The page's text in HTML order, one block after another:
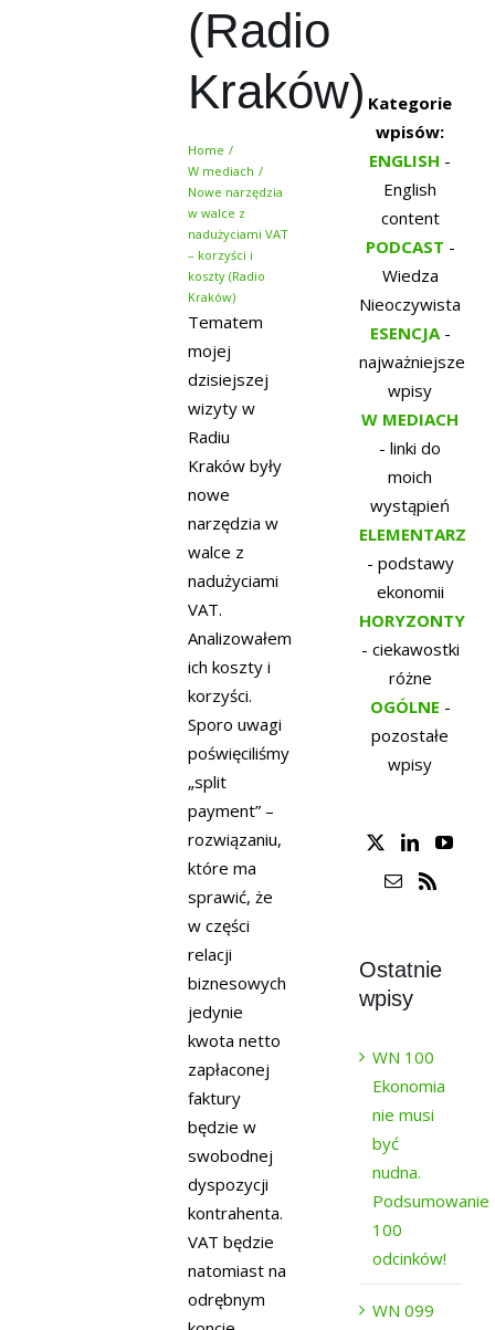
(Radio
Kraków)
Home
W mediach
Nowe narzędzia
w walce z
nadużyciami VAT
– korzyści i
koszty (Radio
Kraków)
Tematem
mojej
dzisiejszej
wizyty w
Radiu
Kraków były
nowe
narzędzia w
walce z
nadużyciami
VAT.
Analizowałem
ich koszty i
korzyści.
Sporo uwagi
poświęciliśmy
„split
payment” –
rozwiązaniu,
które ma
sprawić, że
w części
relacji
biznesowych
jedynie
kwota netto
zapłaconej
faktury
będzie w
swobodnej
dyspozycji
kontrahenta.
VAT będzie
natomiast na
odrębnym
Kategorie
wpisów:
ENGLISH -
English
content
PODCAST -
Wiedza
Nieoczywista
ESENCJA -
najważniejsze
wpisy
W MEDIACH
- linki do
moich
wystąpień
ELEMENTARZ
- podstawy
ekonomii
HORYZONTY
- ciekawostki
różne
OGÓLNE -
pozostałe
wpisy
Ostatnie
wpisy
WN 100
Ekonomia
nie musi
być
nudna.
Podsumowanie
100
odcinków!
WN 099